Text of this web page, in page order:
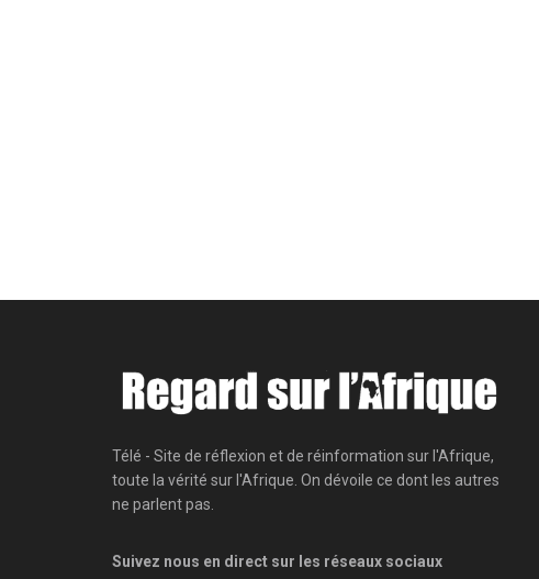
Télé - Site de réflexion et de réinformation sur l'Afrique,
toute la vérité sur l'Afrique. On dévoile ce dont les autres
ne parlent pas.
Suivez nous en direct sur les réseaux sociaux